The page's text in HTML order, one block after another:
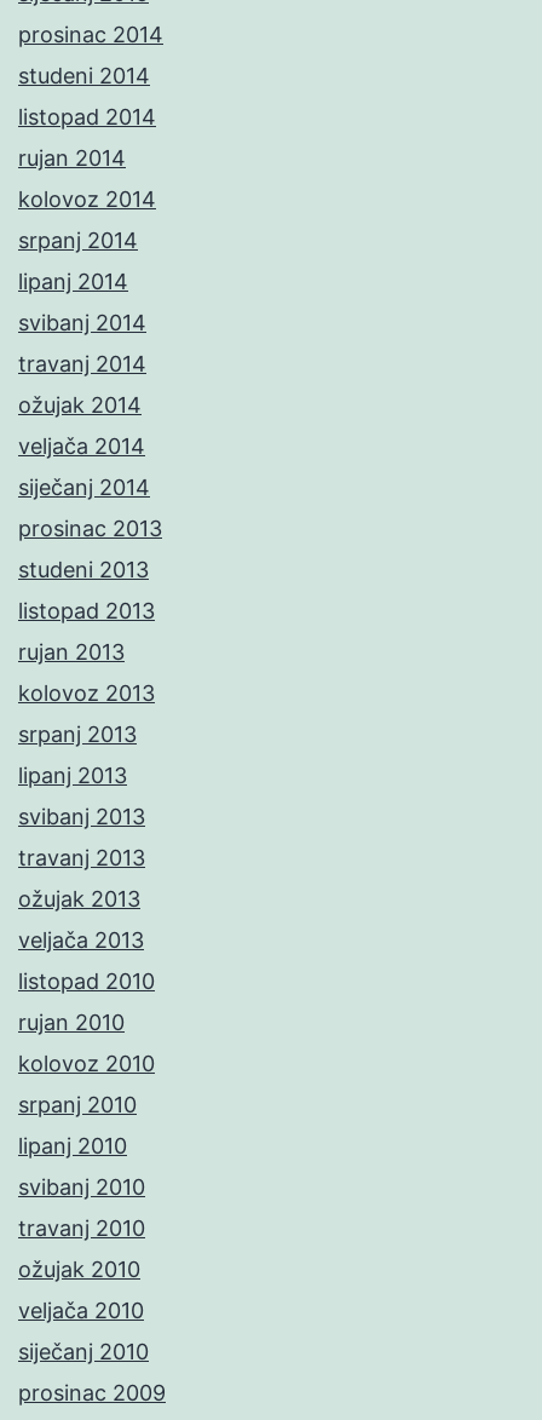
prosinac 2014
studeni 2014
listopad 2014
rujan 2014
kolovoz 2014
srpanj 2014
lipanj 2014
svibanj 2014
travanj 2014
ožujak 2014
veljača 2014
siječanj 2014
prosinac 2013
studeni 2013
listopad 2013
rujan 2013
kolovoz 2013
srpanj 2013
lipanj 2013
svibanj 2013
travanj 2013
ožujak 2013
veljača 2013
listopad 2010
rujan 2010
kolovoz 2010
srpanj 2010
lipanj 2010
svibanj 2010
travanj 2010
ožujak 2010
veljača 2010
siječanj 2010
prosinac 2009